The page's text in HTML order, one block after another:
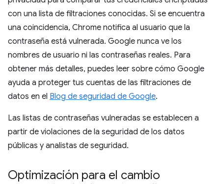
con una lista de filtraciones conocidas. Si se encuentra
una coincidencia, Chrome notifica al usuario que la
contraseña está vulnerada. Google nunca ve los
nombres de usuario ni las contraseñas reales. Para
obtener más detalles, puedes leer sobre cómo Google
ayuda a proteger tus cuentas de las filtraciones de
datos en el Blog de seguridad de Google.
Las listas de contraseñas vulneradas se establecen a
partir de violaciones de la seguridad de los datos
públicas y analistas de seguridad.
Optimización para el cambio